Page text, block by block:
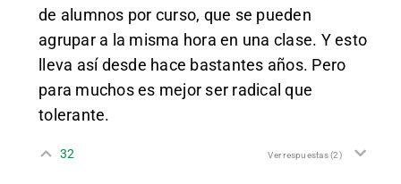
de alumnos por curso, que se pueden
agrupar a la misma hora en una clase. Y esto
lleva así desde hace bastantes años. Pero
para muchos es mejor ser radical que
tolerante.
32 Ver respuestas(2)